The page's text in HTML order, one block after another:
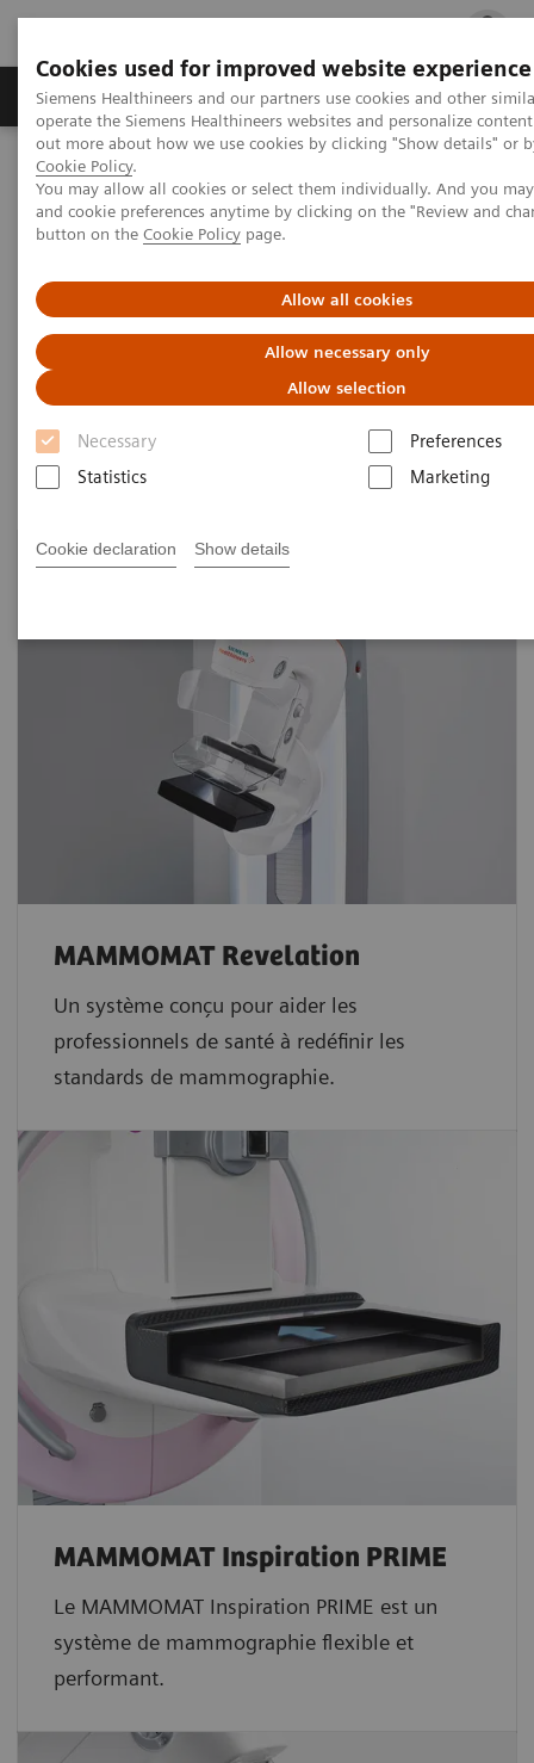
Cookies used for improved website experience
Siemens Healthineers and our partners use cookies and other
operate the Siemens Healthineers websites and personalize
out more about how we use cookies by clicking "Show details" or
Cookie Policy.
You may allow all cookies or select them individually. And you
and cookie preferences anytime by clicking on the "Review and
button on the Cookie Policy page.
Allow all cookies
Allow necessary only
Allow selection
Necessary
Preferences
Statistics
Marketing
Cookie declaration Show details
Produits & services Support & formations
Accueil Imagerie Médicale
Mammographie numérique
Mammographie numérique
Les systèmes de mammographie numérique
Siemens Healthineers offrent une haute qualité
d’image pour une dose minimale.
MAMMOMAT Revelation
Un système conçu pour aider les
professionnels de santé à redéfinir les
standards de mammographie.
MAMMOMAT Inspiration PRIME
Le MAMMOMAT Inspiration PRIME est un
système de mammographie flexible et
performant.